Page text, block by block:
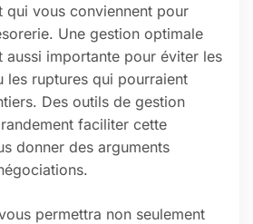
qui vous conviennent pour
Une gestion optimale
aussi importante pour éviter les
les ruptures qui pourraient
Des outils de gestion
faciliter cette
donner des arguments
permettra non seulement